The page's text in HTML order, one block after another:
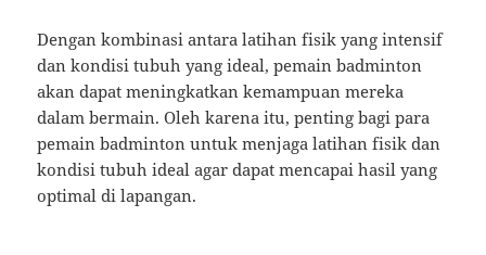
Dengan kombinasi antara latihan fisik yang intensif
dan kondisi tubuh yang ideal, pemain badminton
akan dapat meningkatkan kemampuan mereka
dalam bermain. Oleh karena itu, penting bagi para
pemain badminton untuk menjaga latihan fisik dan
kondisi tubuh ideal agar dapat mencapai hasil yang
optimal di lapangan.